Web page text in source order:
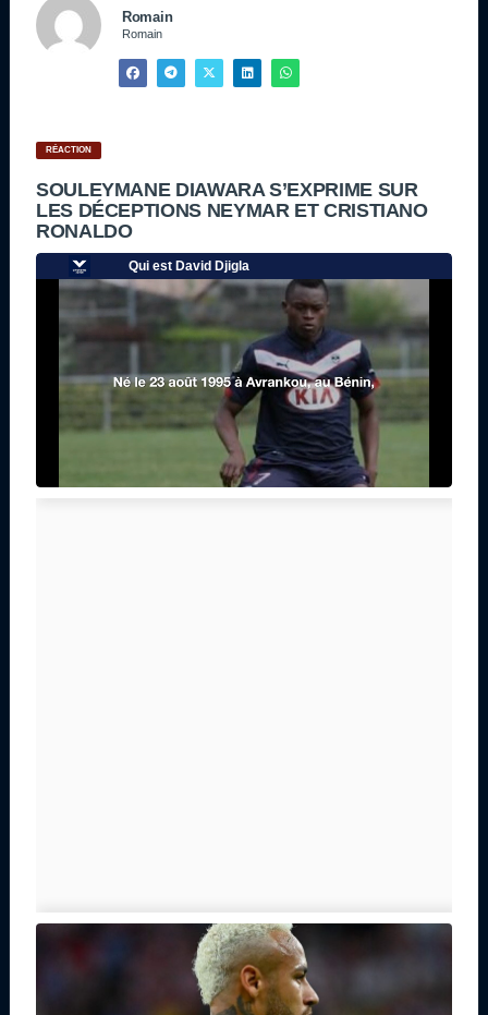
Romain
Romain
RÉACTION
SOULEYMANE DIAWARA S’EXPRIME SUR
LES DÉCEPTIONS NEYMAR ET CRISTIANO
RONALDO